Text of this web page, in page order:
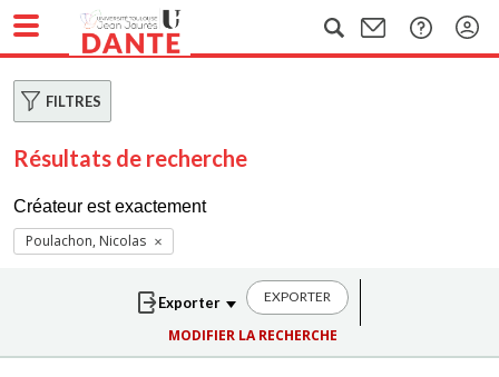
FILTRES
Résultats de recherche
Créateur est exactement
Poulachon, Nicolas
EXPORTER
MODIFIER LA RECHERCHE